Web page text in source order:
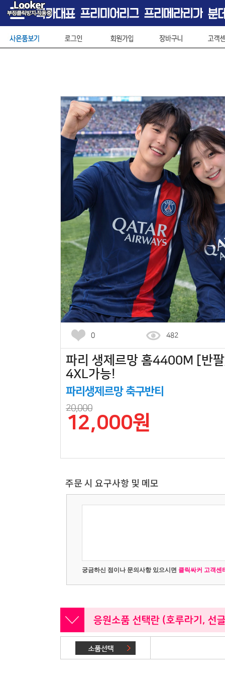
0 482
파리 생제르망 홈4400M [반
4XL가능!
파리생제르망 축구반티
20,000
12,000원
주문 시 요구사항 및 메모
궁금하신 점이나 문의사항 있으시면 클릭싸커 고객센